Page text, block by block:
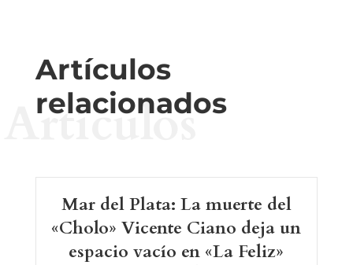
Artículos
relacionados
Artículos
Mar del Plata: La muerte del
«Cholo» Vicente Ciano deja un
espacio vacío en «La Feliz»